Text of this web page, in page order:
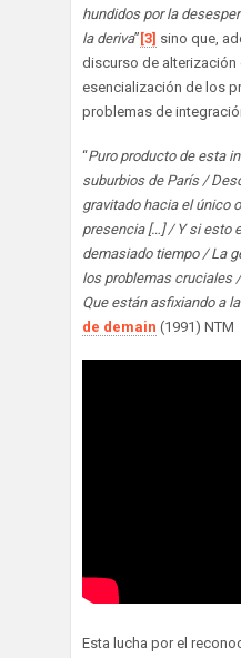
hundidos por la
la deriva” [3] sino que,
discurso de alterización
esencialización de los
problemas de
“Puro producto de esta
suburbios de París /
gravitado hacia el único
presencia […] / Y si esto
demasiado tiempo / La
los problemas cruciales
Que están asfixiando a
de demain (1991) NTM
Esta lucha por el